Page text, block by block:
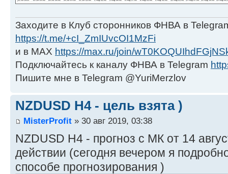
Заходите в Клуб сторонников ФНВА в
https://t.me/+cI_ZmIUvcOI1MzFi
и в МАХ https://max.ru/join/
Подключайтесь к каналу ФНВА в Telegram
Пишите мне в Telegram @YuriMerzlov
NZDUSD H4 - цель взята )
MisterProfit » 30 авг 2019, 03:38
NZDUSD H4 - прогноз с МК от 14
действии (сегодня вечером я
способе прогнозирования )